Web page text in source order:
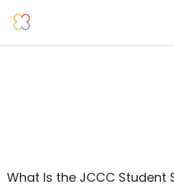
What Is the JCCC Student